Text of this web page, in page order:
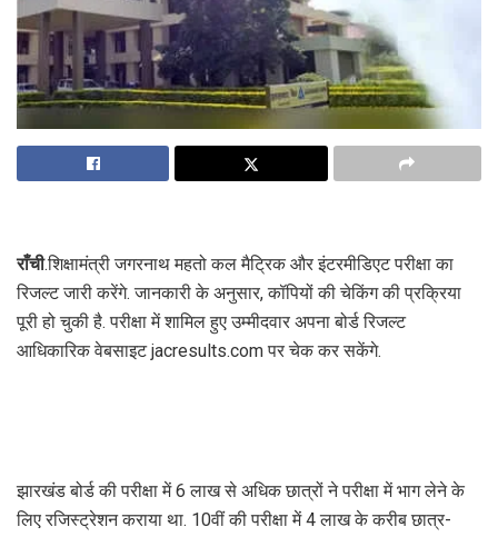
राँची.शिक्षामंत्री जगरनाथ महतो कल मैट्रिक और इंटरमीडिएट परीक्षा का
रिजल्ट जारी करेंगे. जानकारी के अनुसार, कॉपियों की चेकिंग की प्रक्रिया
पूरी हो चुकी है. परीक्षा में शामिल हुए उम्‍मीदवार अपना बोर्ड रिजल्‍ट
आधिकारिक वेबसाइट jacresults.com पर चेक कर सकेंगे.
झारखंड बोर्ड की परीक्षा में 6 लाख से अधिक छात्रों ने परीक्षा में भाग लेने के
लिए रजिस्ट्रेशन कराया था. 10वीं की परीक्षा में 4 लाख के करीब छात्र-